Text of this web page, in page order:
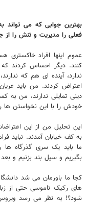
بهترین جوابی که می
فعلی را مدیریت و تنش را از
عموم اینها افراد
کنند. دیگر احساس کردند
ندارد، آینده ای هم که
اعتراض کردند. من باید
دینی تمایلی ندارند، من به
خودش را با این نخواستن ها
این تحلیل من از این
به کف خیابان آمدند. نباید
ما باید یک سری گذرگاه
بگیریم و سیل بند بزنیم و
کجا ما باورمان می شد
های رکیک ناموسی حتی از
شود؟! به نظر می رسد